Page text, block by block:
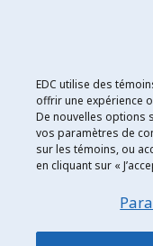
Exportation et
Énoncé de confidentialité
EDC utilise des
offrir une expérience
De nouvelles options
vos paramètres de
sur les témoins, ou
en cliquant sur «